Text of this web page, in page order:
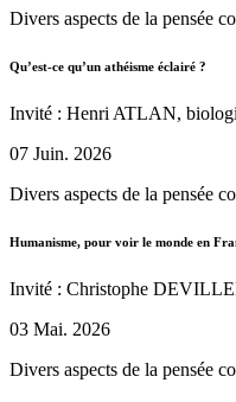
Divers aspects de la pensée
Qu’est-ce qu’un athéisme éclairé ?
Invité : Henri ATLAN,
07 Juin. 2026
Divers aspects de la pensée
Humanisme, pour voir le monde en
Invité : Christophe
03 Mai. 2026
Divers aspects de la pensée